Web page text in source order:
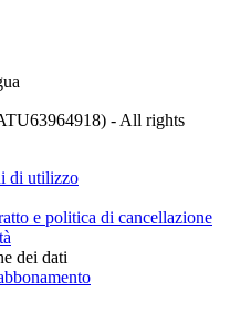
- All rights
di utilizzo
e politica di cancellazione
dei dati